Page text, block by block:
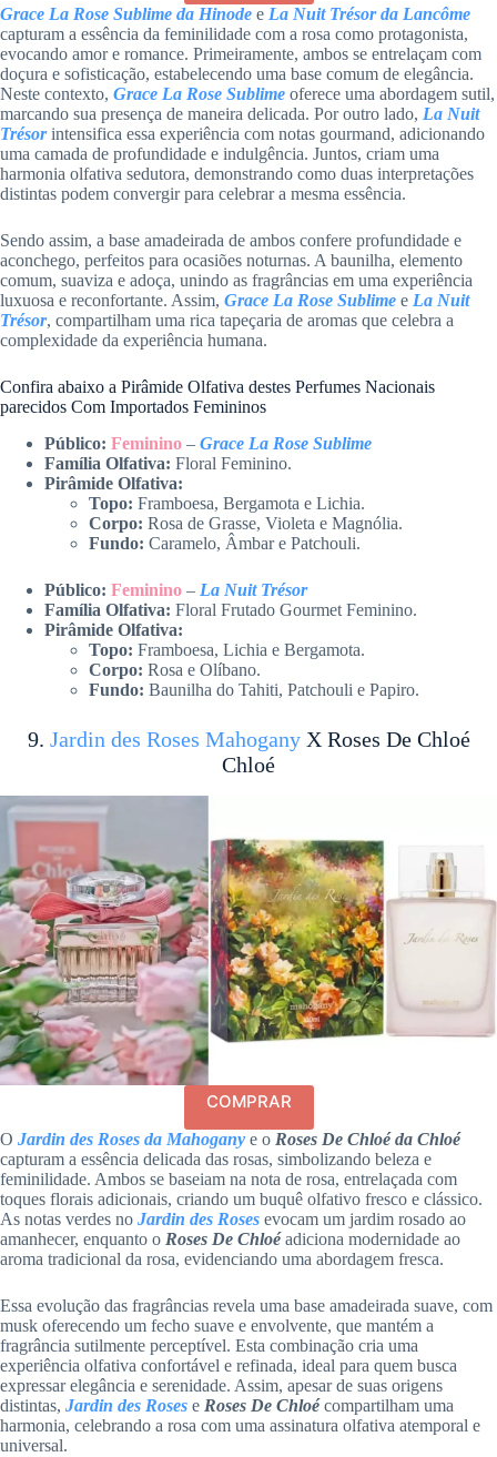
Grace La Rose Sublime da Hinode e La Nuit Trésor da Lancôme
capturam a essência da feminilidade com a rosa como protagonista,
evocando amor e romance. Primeiramente, ambos se entrelaçam com
doçura e sofisticação, estabelecendo uma base comum de elegância.
Neste contexto, Grace La Rose Sublime oferece uma abordagem sutil,
marcando sua presença de maneira delicada. Por outro lado, La Nuit
Trésorintensifica essa experiência com notas gourmand, adicionando
uma camada de profundidade e indulgência. Juntos, criam uma
harmonia olfativa sedutora, demonstrando como duas interpretações
distintas podem convergir para celebrar a mesma essência.
Sendo assim, a base amadeirada de ambos confere profundidade e
aconchego, perfeitos para ocasiões noturnas. A baunilha, elemento
comum, suaviza e adoça, unindo as fragrâncias em uma experiência
luxuosa e reconfortante. Assim, Grace La Rose Sublime e La Nuit
Trésor, compartilham uma rica tapeçaria de aromas que celebra a
complexidade da experiência humana.
Confira abaixo a Pirâmide Olfativa destes Perfumes Nacionais
parecidos Com Importados Femininos
Público: Feminino – Grace La Rose Sublime
Família Olfativa: Floral Feminino.
Pirâmide Olfativa:
Topo: Framboesa, Bergamota e Lichia.
Corpo: Rosa de Grasse, Violeta e Magnólia.
Fundo: Caramelo, Âmbar e Patchouli.
Público: Feminino – La Nuit Trésor
Família Olfativa: Floral Frutado Gourmet Feminino.
Pirâmide Olfativa:
Topo: Framboesa, Lichia e Bergamota.
Corpo: Rosa e Olíbano.
Fundo: Baunilha do Tahiti, Patchouli e Papiro.
9. Jardin des Roses MahoganyX Roses De Chloé
Chloé
COMPRAR
O Jardin des Roses da Mahogany e o Roses De Chloé da Chloé
capturam a essência delicada das rosas, simbolizando beleza e
feminilidade. Ambos se baseiam na nota de rosa, entrelaçada com
toques florais adicionais, criando um buquê olfativo fresco e clássico.
As notas verdes no Jardin des Roses evocam um jardim rosado ao
amanhecer, enquanto o Roses De Chloéadiciona modernidade ao
aroma tradicional da rosa, evidenciando uma abordagem fresca.
Essa evolução das fragrâncias revela uma base amadeirada suave, com
musk oferecendo um fecho suave e envolvente, que mantém a
fragrância sutilmente perceptível. Esta combinação cria uma
experiência olfativa confortável e refinada, ideal para quem busca
expressar elegância e serenidade. Assim, apesar de suas origens
distintas, Jardin des Roses e Roses De Chloécompartilham uma
harmonia, celebrando a rosa com uma assinatura olfativa atemporal e
universal.